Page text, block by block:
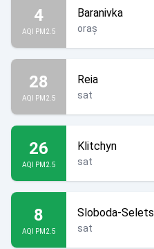
4
AQI PM2.5
Baranivka
oraș
28
AQI PM2.5
Reia
sat
26
AQI PM2.5
Klitchyn
sat
8
AQI PM2.5
Sloboda-Selets
sat